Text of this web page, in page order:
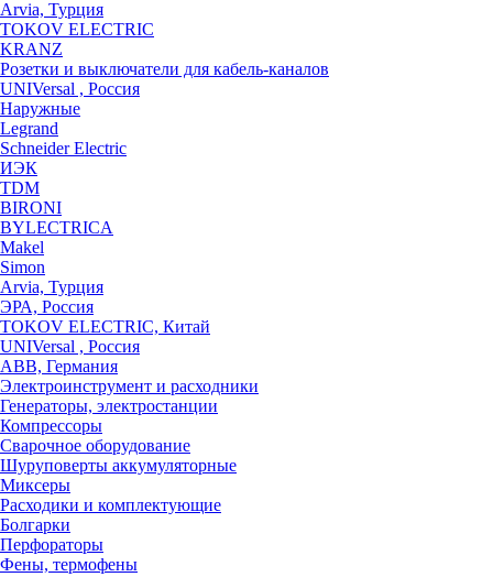
Arvia, Турция
TOKOV ELECTRIC
KRANZ
Розетки и выключатели для кабель-каналов
UNIVersal , Россия
Наружные
Legrand
Schneider Electric
ИЭК
TDM
BIRONI
BYLECTRICA
Makel
Simon
Arvia, Турция
ЭРА, Россия
TOKOV ELECTRIC, Китай
UNIVersal , Россия
ABB, Германия
Электроинструмент и расходники
Генераторы, электростанции
Компрессоры
Сварочное оборудование
Шуруповерты аккумуляторные
Миксеры
Расходики и комплектующие
Болгарки
Перфораторы
Фены, термофены